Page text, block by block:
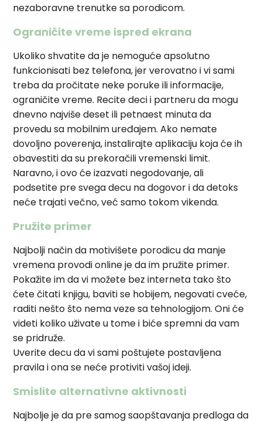
nezaboravne trenutke sa porodicom.
Ograničite vreme ispred ekrana
Ukoliko shvatite da je nemoguće apsolutno
funkcionisati bez telefona, jer verovatno i vi sami
treba da pročitate neke poruke ili informacije,
ograničite vreme. Recite deci i partneru da mogu
dnevno najviše deset ili petnaest minuta da
provedu sa mobilnim uređajem. Ako nemate
dovoljno poverenja, instalirajte aplikaciju koja će ih
obavestiti da su prekoračili vremenski limit.
Naravno, i ovo će izazvati negodovanje, ali
podsetite pre svega decu na dogovor i da detoks
neće trajati večno, već samo tokom vikenda.
Pružite primer
Najbolji način da motivišete porodicu da manje
vremena provodi online je da im pružite primer.
Pokažite im da vi možete bez interneta tako što
ćete čitati knjigu, baviti se hobijem, negovati cveće,
raditi nešto što nema veze sa tehnologijom. Oni će
videti koliko uživate u tome i biće spremni da vam
se pridruže.
Uverite decu da vi sami poštujete postavljena
pravila i ona se neće protiviti vašoj ideji.
Smislite alternativne aktivnosti
Najbolje je da pre samog saopštavanja predloga da